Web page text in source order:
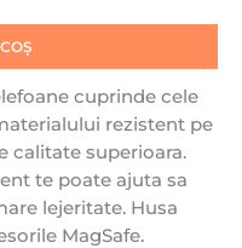
cuprinde cele
rezistent pe
calitate superioara.
te poate ajuta sa
lejeritate. Husa
MagSafe.